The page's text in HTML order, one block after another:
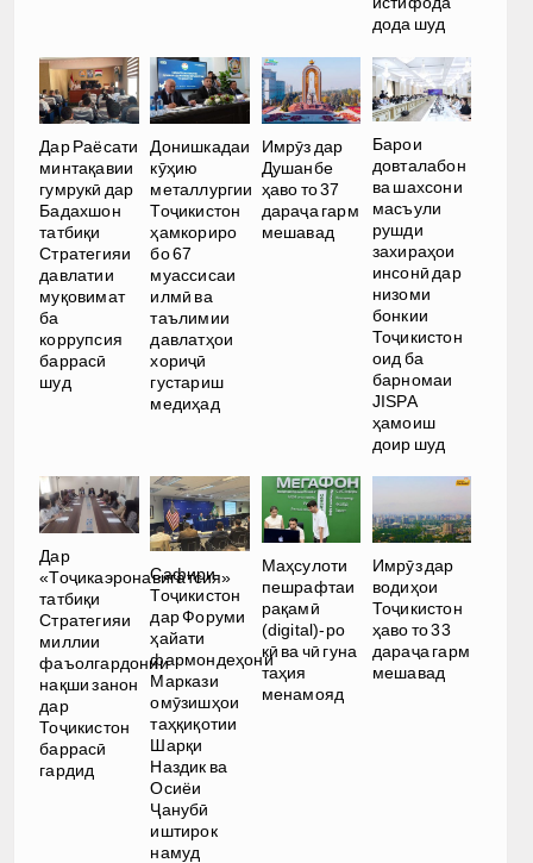
дода шуд
Дар Раёсати
минтақавии
гумрукӣ дар
Бадахшон
татбиқи
Стратегияи
давлатии
муқовимат
ба
коррупсия
баррасӣ
шуд
Донишкадаи
кӯҳию
металлургии
Тоҷикистон
ҳамкориро
бо 67
муассисаи
илмӣ ва
таълимии
давлатҳои
хориҷӣ
густариш
медиҳад
Имрӯз дар
Душанбе
ҳаво то 37
дараҷа гарм
мешавад
Барои
довталабон
ва шахсони
масъули
рушди
захираҳои
инсонӣ дар
низоми
бонкии
Тоҷикистон
оид ба
барномаи
JISPA
ҳамоиш
доир шуд
Дар
«Тоҷикаэронавигатсия»
татбиқи
Стратегияи
миллии
фаъолгардонии
нақши занон
дар
Тоҷикистон
баррасӣ
гардид
Сафири
Тоҷикистон
дар Форуми
ҳайати
фармондеҳони
Маркази
омӯзишҳои
таҳқиқотии
Шарқи
Наздик ва
Осиёи
Ҷанубӣ
иштирок
намуд
Маҳсулоти
пешрафтаи
рақамӣ
(digital)-ро
кӣ ва чӣ гуна
таҳия
менамояд
Имрӯз дар
водиҳои
Тоҷикистон
ҳаво то 33
дараҷа гарм
мешавад